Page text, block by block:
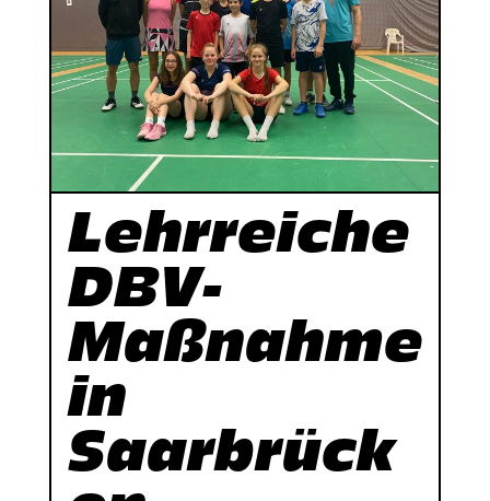
Lehrreiche
DBV-
Maßnahme
in
Saarbrück